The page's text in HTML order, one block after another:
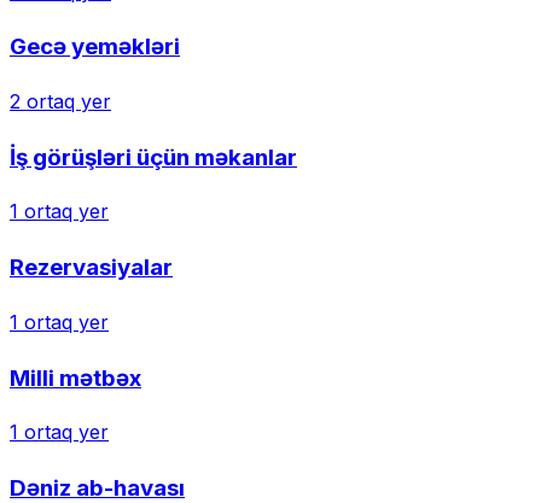
Gecə yeməkləri
2 ortaq yer
İş görüşləri üçün məkanlar
1 ortaq yer
Rezervasiyalar
1 ortaq yer
Milli mətbəx
1 ortaq yer
Dəniz ab-havası